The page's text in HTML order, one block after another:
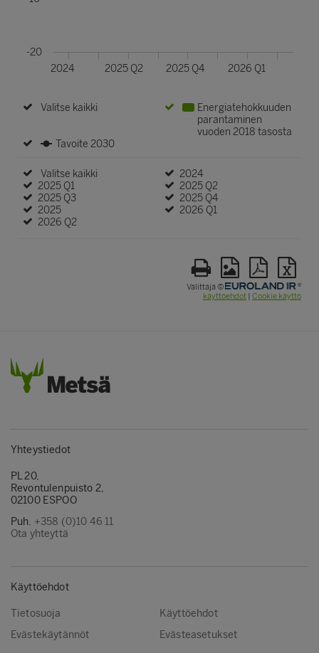
Yhteystiedot
PL 20,
Revontulenpuisto 2,
02100 ESPOO
Puh. +358 (0)10 46 11
Ota yhteyttä
Käyttöehdot
Tietosuoja
Käyttöehdot
Evästekäytännöt
Evästeasetukset